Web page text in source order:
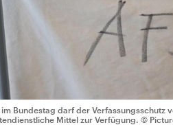
Bundestag darf der Verfassungsschutz
Mittel zur Verfügung. ©